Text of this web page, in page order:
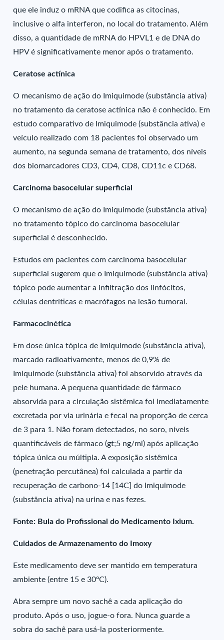
que ele induz o mRNA que codifica as citocinas,
inclusive o alfa interferon, no local do tratamento. Além
disso, a quantidade de mRNA do HPVL1 e de DNA do
HPV é significativamente menor após o tratamento.
Ceratose actínica
O mecanismo de ação do Imiquimode (substância ativa)
no tratamento da ceratose actínica não é conhecido. Em
estudo comparativo de Imiquimode (substância ativa) e
veículo realizado com 18 pacientes foi observado um
aumento, na segunda semana de tratamento, dos níveis
dos biomarcadores CD3, CD4, CD8, CD11c e CD68.
Carcinoma basocelular superficial
O mecanismo de ação do Imiquimode (substância ativa)
no tratamento tópico do carcinoma basocelular
superficial é desconhecido.
Estudos em pacientes com carcinoma basocelular
superficial sugerem que o Imiquimode (substância ativa)
tópico pode aumentar a infiltração dos linfócitos,
células dentríticas e macrófagos na lesão tumoral.
Farmacocinética
Em dose única tópica de Imiquimode (substância ativa),
marcado radioativamente, menos de 0,9% de
Imiquimode (substância ativa) foi absorvido através da
pele humana. A pequena quantidade de fármaco
absorvida para a circulação sistêmica foi imediatamente
excretada por via urinária e fecal na proporção de cerca
de 3 para 1. Não foram detectados, no soro, níveis
quantificáveis de fármaco (gt;5 ng/ml) após aplicação
tópica única ou múltipla. A exposição sistêmica
(penetração percutânea) foi calculada a partir da
recuperação de carbono-14 [14C] do Imiquimode
(substância ativa) na urina e nas fezes.
Fonte: Bula do Profissional do Medicamento Ixium.
Cuidados de Armazenamento do Imoxy
Este medicamento deve ser mantido em temperatura
ambiente (entre 15 e 30ºC).
Abra sempre um novo sachê a cada aplicação do
produto. Após o uso, jogue-o fora. Nunca guarde a
sobra do sachê para usá-la posteriormente.